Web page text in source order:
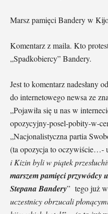
Marsz pamięci Bandery w
Komentarz z maila. Kto
„Spadkobiercy” Bandery.
Jest to komentarz nadesłany
do internetowego newsa ze
„Pojawiła się u nas w
opozycyjny-posel-pobity-w-
„Nacjonalistyczna partia
(ta opozycja to
i Kizin byli w piątek
marszem pamięci
Stepana Bandery” tego już
uczestnicy obrzucali